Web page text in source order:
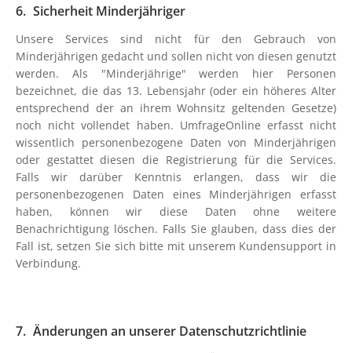
Sicherheit Minderjähriger
Unsere Services sind nicht für den Gebrauch von
Minderjährigen gedacht und sollen nicht von diesen genutzt
werden. Als "Minderjährige" werden hier Personen
bezeichnet, die das 13. Lebensjahr (oder ein höheres Alter
entsprechend der an ihrem Wohnsitz geltenden Gesetze)
noch nicht vollendet haben. UmfrageOnline erfasst nicht
wissentlich personenbezogene Daten von Minderjährigen
oder gestattet diesen die Registrierung für die Services.
Falls wir darüber Kenntnis erlangen, dass wir die
personenbezogenen Daten eines Minderjährigen erfasst
haben, können wir diese Daten ohne weitere
Benachrichtigung löschen. Falls Sie glauben, dass dies der
Fall ist, setzen Sie sich bitte mit unserem Kundensupport in
Verbindung.
Änderungen an unserer Datenschutzrichtlinie